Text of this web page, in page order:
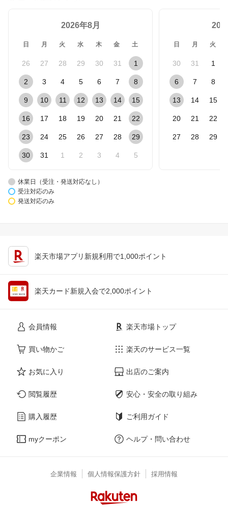
2026年8月
日 月 火 水 木 金 土
26 27 28 29 30 31 1
2 3 4 5 6 7 8
9 10 11 12 13 14 15
16 17 18 19 20 21 22
23 24 25 26 27 28 29
30 31 1 2 3 4 5
日 月 火
30 31 1
6 7 8
13 14 15
20 21 22
27 28 29
休業日（受注・発送対応なし）
受注対応のみ
発送対応のみ
楽天市場アプリ新規利用で1,000ポイント
楽天カード新規入会で2,000ポイント
会員情報
買い物かご
お気に入り
閲覧履歴
購入履歴
myクーポン
楽天市場トップ
楽天のサービス一覧
出店のご案内
安心・安全の取り組み
ご利用ガイド
ヘルプ・問い合わせ
企業情報 個人情報保護方針 採用情報